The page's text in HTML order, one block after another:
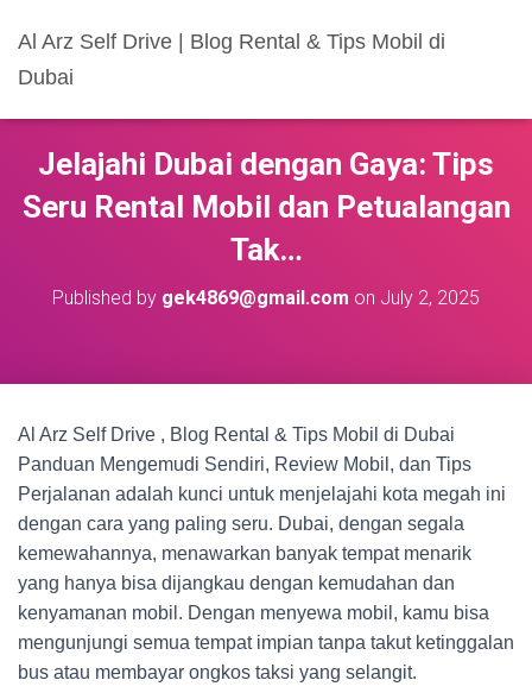
Al Arz Self Drive | Blog Rental & Tips Mobil di
Dubai
Jelajahi Dubai dengan Gaya: Tips
Seru Rental Mobil dan Petualangan
Tak…
Published by gek4869@gmail.com on July 2, 2025
Al Arz Self Drive , Blog Rental & Tips Mobil di Dubai
Panduan Mengemudi Sendiri, Review Mobil, dan Tips
Perjalanan adalah kunci untuk menjelajahi kota megah ini
dengan cara yang paling seru. Dubai, dengan segala
kemewahannya, menawarkan banyak tempat menarik
yang hanya bisa dijangkau dengan kemudahan dan
kenyamanan mobil. Dengan menyewa mobil, kamu bisa
mengunjungi semua tempat impian tanpa takut ketinggalan
bus atau membayar ongkos taksi yang selangit.